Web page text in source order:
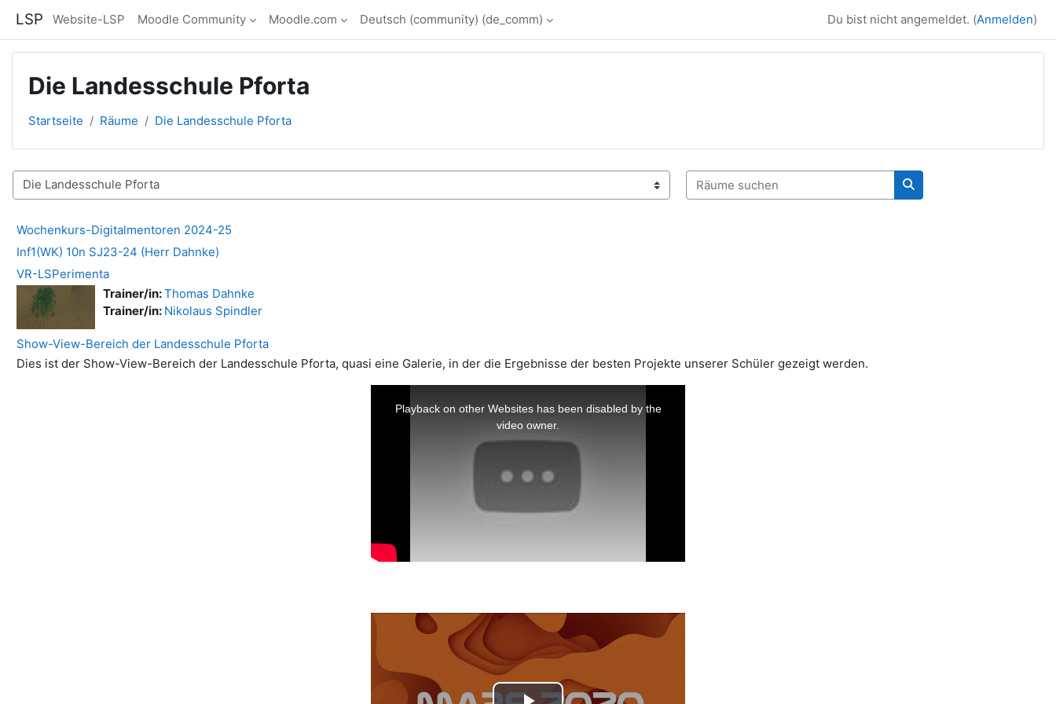
LSP Website-LSP Moodle Community Moodle.com Deutsch (community) ‎(de_comm)‎ Du bist nicht angemeldet. (Anmelden)
Die Landesschule Pforta
Startseite Räume Die Landesschule Pforta
Raumbereiche
Räume suchen
Räume suchen
Wochenkurs-Digitalmentoren 2024-25
Inf1(WK) 10n SJ23-24 (Herr Dahnke)
VR-LSPerimenta
Trainer/in:Thomas Dahnke
Trainer/in: Nikolaus Spindler
Show-View-Bereich der Landesschule Pforta
Dies ist der Show-View-Bereich der Landesschule Pforta, quasi eine Galerie, in der die Ergebnisse der besten Projekte unserer Schüler gezeigt werden.
Playback on other Websites has been disabled by the
video owner.